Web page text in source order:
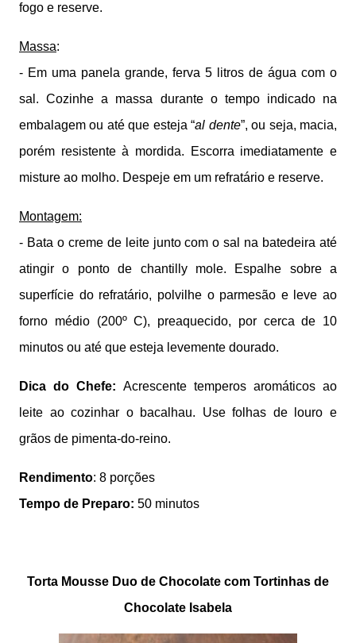
fogo e reserve.
Massa:
- Em uma panela grande, ferva 5 litros de água com o
sal. Cozinhe a massa durante o tempo indicado na
embalagem ou até que esteja “al dente”, ou seja, macia,
porém resistente à mordida. Escorra imediatamente e
misture ao molho. Despeje em um refratário e reserve.
Montagem:
- Bata o creme de leite junto com o sal na batedeira até
atingir o ponto de chantilly mole. Espalhe sobre a
superfície do refratário, polvilhe o parmesão e leve ao
forno médio (200º C), preaquecido, por cerca de 10
minutos ou até que esteja levemente dourado.
Dica do Chefe: Acrescente temperos aromáticos ao
leite ao cozinhar o bacalhau. Use folhas de louro e
grãos de pimenta-do-reino.
Rendimento: 8 porções
Tempo de Preparo: 50 minutos
Torta Mousse Duo de Chocolate com Tortinhas de
Chocolate Isabela